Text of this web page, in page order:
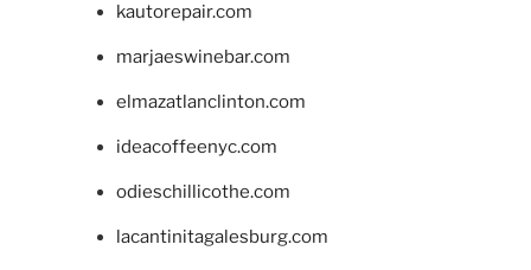
kautorepair.com
marjaeswinebar.com
elmazatlanclinton.com
ideacoffeenyc.com
odieschillicothe.com
lacantinitagalesburg.com